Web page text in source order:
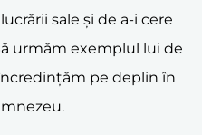
sale și de a-i cere
urmăm exemplul lui de
pe deplin în